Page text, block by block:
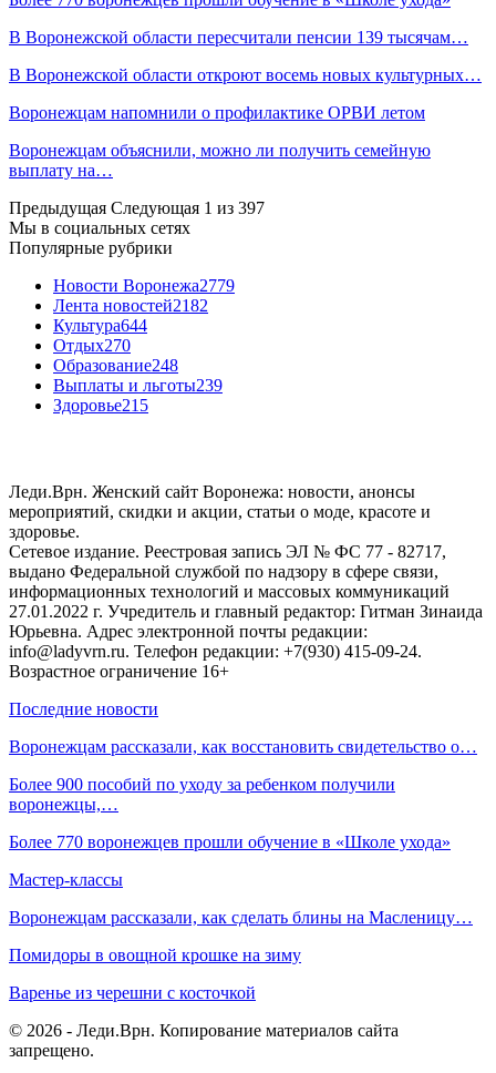
В Воронежской области пересчитали пенсии 139 тысячам…
В Воронежской области откроют восемь новых культурных…
Воронежцам напомнили о профилактике ОРВИ летом
Воронежцам объяснили, можно ли получить семейную
выплату на…
Предыдущая Следующая 1 из 397
Мы в социальных сетях
Популярные рубрики
Новости Воронежа2779
Лента новостей2182
Культура644
Отдых270
Образование248
Выплаты и льготы239
Здоровье215
Леди.Врн. Женский сайт Воронежа: новости, анонсы
мероприятий, скидки и акции, статьи о моде, красоте и
здоровье.
Сетевое издание. Реестровая запись ЭЛ № ФС 77 - 82717,
выдано Федеральной службой по надзору в сфере связи,
информационных технологий и массовых коммуникаций
27.01.2022 г. Учредитель и главный редактор: Гитман Зинаида
Юрьевна. Адрес электронной почты редакции:
info@ladyvrn.ru. Телефон редакции: +7(930) 415-09-24.
Возрастное ограничение 16+
Последние новости
Воронежцам рассказали, как восстановить свидетельство о…
Более 900 пособий по уходу за ребенком получили
воронежцы,…
Более 770 воронежцев прошли обучение в «Школе ухода»
Мастер-классы
Воронежцам рассказали, как сделать блины на Масленицу…
Помидоры в овощной крошке на зиму
Варенье из черешни с косточкой
© 2026 - Леди.Врн. Копирование материалов сайта
запрещено.